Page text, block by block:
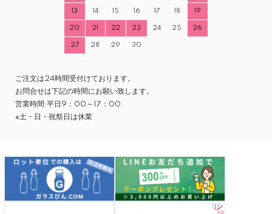
13 14 15 16 17 18 19
20 21 22 23 24 25 26
27 28 29 30
ご注文は24時間受付けております。
お問合せは下記の時間にお願い致します。
営業時間:平日9：00～17：00
※土・日・祝祭日は休業